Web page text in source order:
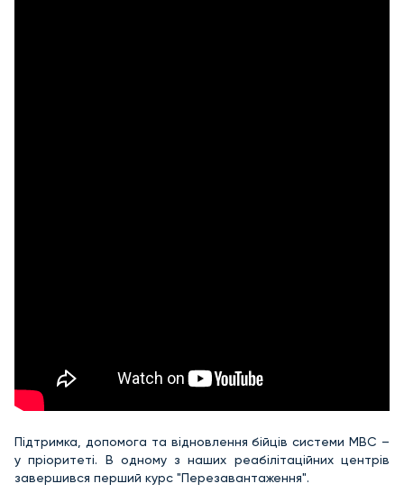
Підтримка, допомога та відновлення бійців системи МВС –
у пріоритеті. В одному з наших реабілітаційних центрів
завершився перший курс "Перезавантаження".